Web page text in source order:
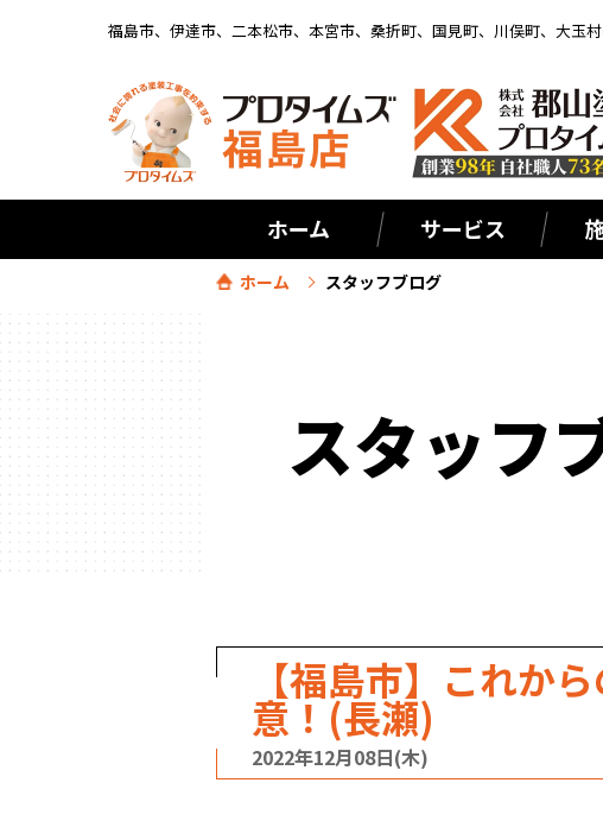
福島市、伊達市、二本松市、本宮市、桑折町、国見町、川俣町、大玉
ホーム サービス
ホーム スタッフブログ
スタッフ
【福島市】これか
意！(長瀬)
2022年12月08日(木)